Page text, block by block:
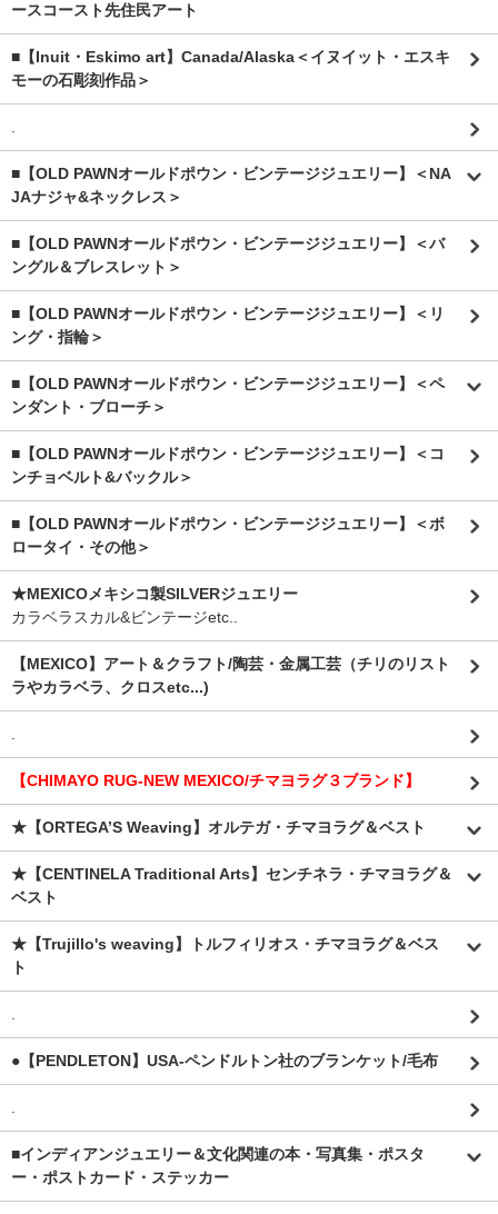
ースコースト先住民アート
■【Inuit・Eskimo art】Canada/Alaska＜イヌイット・エスキ
モーの石彫刻作品＞
.
■【OLD PAWNオールドポウン・ビンテージジュエリー】＜NA
JAナジャ&ネックレス＞
■【OLD PAWNオールドポウン・ビンテージジュエリー】＜バ
ングル＆ブレスレット＞
■【OLD PAWNオールドポウン・ビンテージジュエリー】＜リ
ング・指輪＞
■【OLD PAWNオールドポウン・ビンテージジュエリー】＜ペ
ンダント・ブローチ＞
■【OLD PAWNオールドポウン・ビンテージジュエリー】＜コ
ンチョベルト&バックル＞
■【OLD PAWNオールドポウン・ビンテージジュエリー】＜ボ
ロータイ・その他＞
★MEXICOメキシコ製SILVERジュエリー
カラベラスカル&ビンテージetc..
【MEXICO】アート＆クラフト/陶芸・金属工芸（チリのリスト
ラやカラベラ、クロスetc...)
.
【CHIMAYO RUG-NEW MEXICO/チマヨラグ３ブランド】
★【ORTEGA’S Weaving】オルテガ・チマヨラグ＆ベスト
★【CENTINELA Traditional Arts】センチネラ・チマヨラグ＆
ベスト
★【Trujillo's weaving】トルフィリオス・チマヨラグ＆ベス
ト
.
●【PENDLETON】USA-ペンドルトン社のブランケット/毛布
.
■インディアンジュエリー＆文化関連の本・写真集・ポスタ
ー・ポストカード・ステッカー